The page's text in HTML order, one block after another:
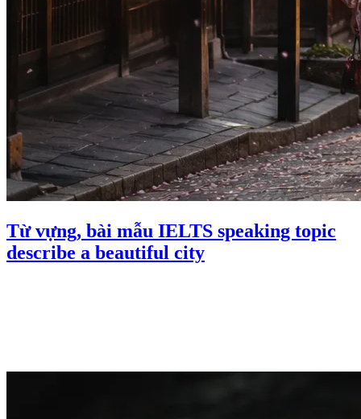
Từ vựng, bài mẫu IELTS speaking topic
describe a beautiful city